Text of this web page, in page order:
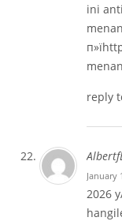
ini
reply
January
2026